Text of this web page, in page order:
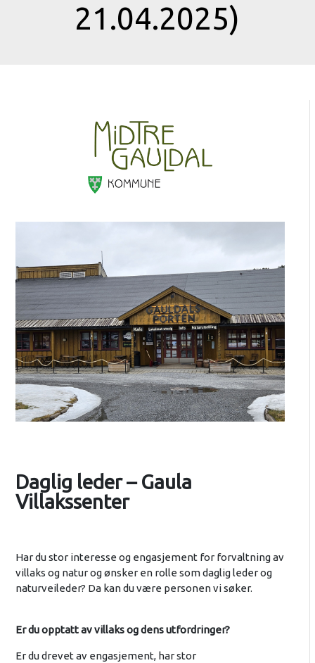
21.04.2025)
Daglig leder – Gaula
Villakssenter
Har du stor interesse og engasjement for forvaltning av
villaks og natur og ønsker en rolle som daglig leder og
naturveileder? Da kan du være personen vi søker.
Er du opptatt av villaks og dens utfordringer?
Er du drevet av engasjement, har stor